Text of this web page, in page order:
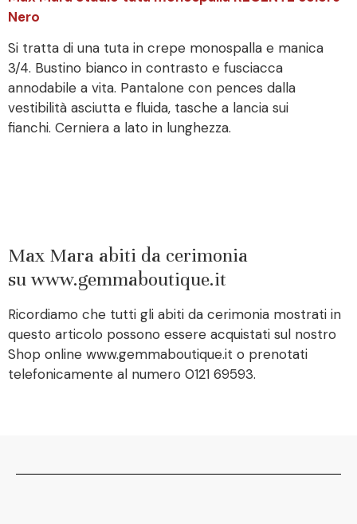
Nero
Si tratta di una tuta in crepe monospalla e manica
3/4. Bustino bianco in contrasto e fusciacca
annodabile a vita. Pantalone con pences dalla
vestibilità asciutta e fluida, tasche a lancia sui
fianchi. Cerniera a lato in lunghezza.
Max Mara abiti da cerimonia
su www.gemmaboutique.it
Ricordiamo che tutti gli abiti da cerimonia mostrati in
questo articolo possono essere acquistati sul nostro
Shop online www.gemmaboutique.it o prenotati
telefonicamente al numero 0121 69593.